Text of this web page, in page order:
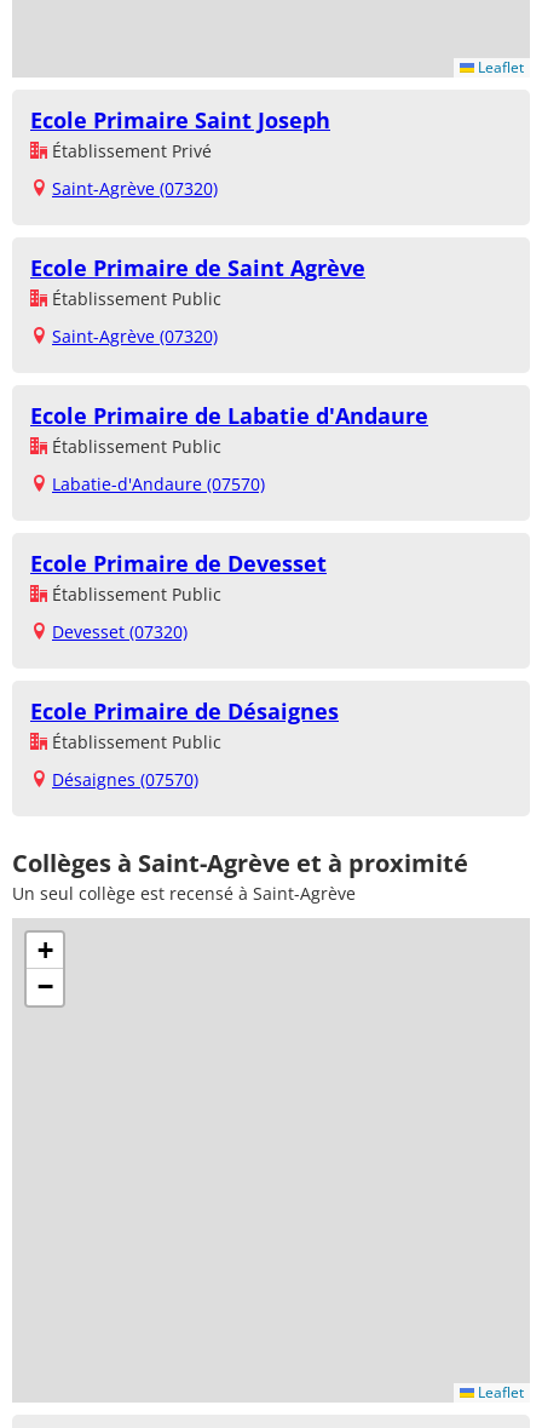
Leaflet
Ecole Primaire Saint Joseph
Établissement Privé
Saint-Agrève (07320)
Ecole Primaire de Saint Agrève
Établissement Public
Saint-Agrève (07320)
Ecole Primaire de Labatie d'Andaure
Établissement Public
Labatie-d'Andaure (07570)
Ecole Primaire de Devesset
Établissement Public
Devesset (07320)
Ecole Primaire de Désaignes
Établissement Public
Désaignes (07570)
Collèges à Saint-Agrève et à proximité
Un seul collège est recensé à Saint-Agrève
+
−
Leaflet